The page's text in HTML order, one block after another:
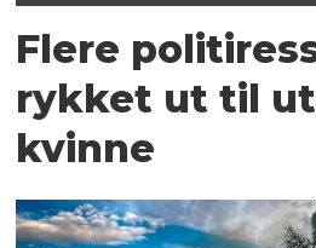
Flere
rykket ut til
kvinne